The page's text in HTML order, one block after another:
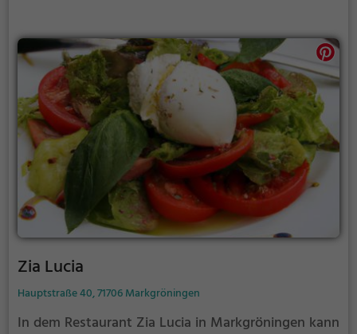
Zia Lucia
Hauptstraße 40, 71706 Markgröningen
In dem Restaurant Zia Lucia in Markgröningen kann